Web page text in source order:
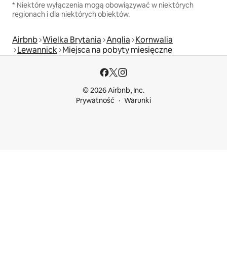
* Niektóre wyłączenia mogą obowiązywać w niektórych
regionach i dla niektórych obiektów.
Airbnb Wielka Brytania Anglia Kornwalia
Lewannick Miejsca na pobyty miesięczne
© 2026 Airbnb, Inc.
Prywatność
Warunki